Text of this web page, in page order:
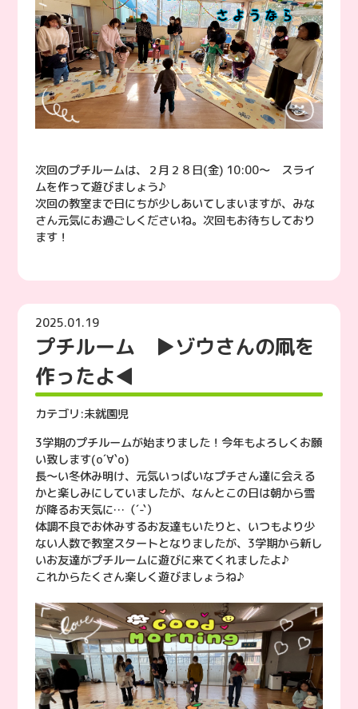
次回のプチルームは、２月２８日(金) 10:00〜 スライ
ムを作って遊びましょう♪
次回の教室まで日にちが少しあいてしまいますが、みな
さん元気にお過ごしくださいね。次回もお待ちしており
ます！
2025.01.19
プチルーム ▶︎ゾウさんの凧を
作ったよ◀︎
カテゴリ:未就園児
3学期のプチルームが始まりました！今年もよろしくお願
い致します(о´∀`о)
長〜い冬休み明け、元気いっぱいなプチさん達に会える
かと楽しみにしていましたが、なんとこの日は朝から雪
が降るお天気に…（´-`）
体調不良でお休みするお友達もいたりと、いつもより少
ない人数で教室スタートとなりましたが、3学期から新し
いお友達がプチルームに遊びに来てくれましたよ♪
これからたくさん楽しく遊びましょうね♪